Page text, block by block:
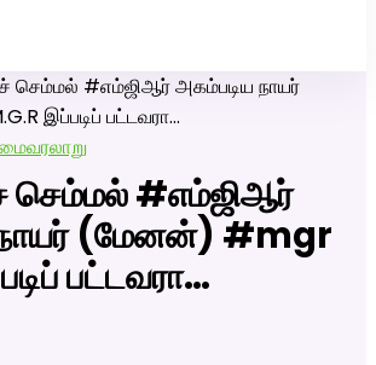
#எம்ஜிஆர் அகம்படிய நாயர்
இப்படிப் பட்டவரா…
வரலாறு
#எம்ஜிஆர்
(மேனன்) #mgr
பட்டவரா…